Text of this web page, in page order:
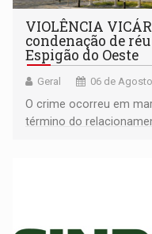
VIOLÊNCIA
condenação de
Espigão do Oeste
Geral 06 de
O crime ocorreu em
término do